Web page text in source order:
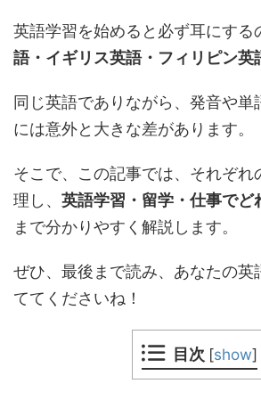
英語学習を始めると必ず耳にする
語・イギリス英語・フィリピン英
同じ英語でありながら、発音や単
には意外と大きな差があります。
そこで、この記事では、それぞれ
理し、 英語学習・留学・仕事でど
まで分かりやすく解説します。
ぜひ、最後まで読み、あなたの英
ててくださいね！
目次 [show]